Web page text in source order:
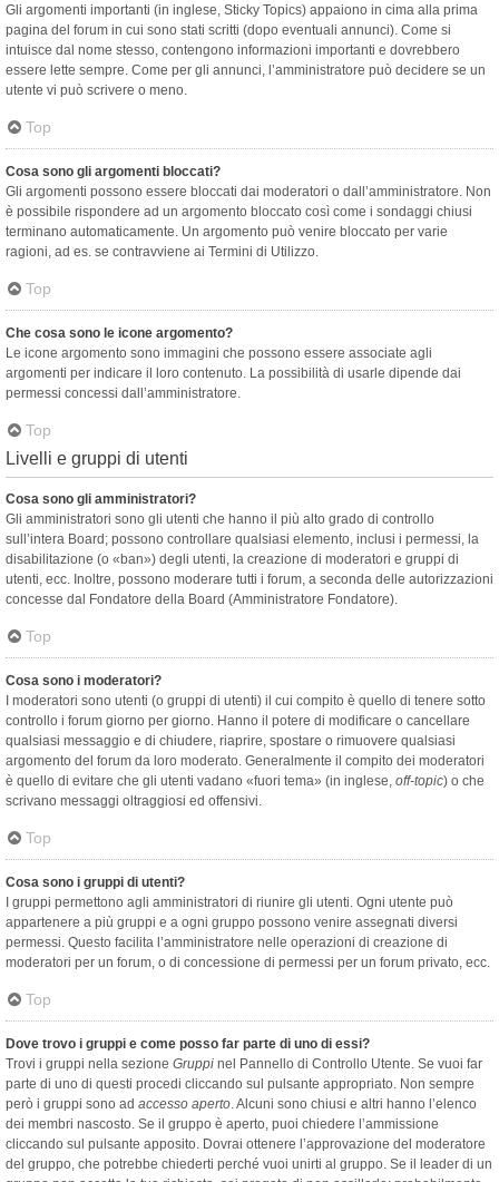
Gli argomenti importanti (in inglese, Sticky Topics) appaiono in cima alla prima
pagina del forum in cui sono stati scritti (dopo eventuali annunci). Come si
intuisce dal nome stesso, contengono informazioni importanti e dovrebbero
essere lette sempre. Come per gli annunci, l’amministratore può decidere se un
utente vi può scrivere o meno.
Top
Cosa sono gli argomenti bloccati?
Gli argomenti possono essere bloccati dai moderatori o dall’amministratore. Non
è possibile rispondere ad un argomento bloccato così come i sondaggi chiusi
terminano automaticamente. Un argomento può venire bloccato per varie
ragioni, ad es. se contravviene ai Termini di Utilizzo.
Top
Che cosa sono le icone argomento?
Le icone argomento sono immagini che possono essere associate agli
argomenti per indicare il loro contenuto. La possibilità di usarle dipende dai
permessi concessi dall’amministratore.
Top
Livelli e gruppi di utenti
Cosa sono gli amministratori?
Gli amministratori sono gli utenti che hanno il più alto grado di controllo
sull’intera Board; possono controllare qualsiasi elemento, inclusi i permessi, la
disabilitazione (o «ban») degli utenti, la creazione di moderatori e gruppi di
utenti, ecc. Inoltre, possono moderare tutti i forum, a seconda delle autorizzazioni
concesse dal Fondatore della Board (Amministratore Fondatore).
Top
Cosa sono i moderatori?
I moderatori sono utenti (o gruppi di utenti) il cui compito è quello di tenere sotto
controllo i forum giorno per giorno. Hanno il potere di modificare o cancellare
qualsiasi messaggio e di chiudere, riaprire, spostare o rimuovere qualsiasi
argomento del forum da loro moderato. Generalmente il compito dei moderatori
è quello di evitare che gli utenti vadano «fuori tema» (in inglese, off-topic) o che
scrivano messaggi oltraggiosi ed offensivi.
Top
Cosa sono i gruppi di utenti?
I gruppi permettono agli amministratori di riunire gli utenti. Ogni utente può
appartenere a più gruppi e a ogni gruppo possono venire assegnati diversi
permessi. Questo facilita l’amministratore nelle operazioni di creazione di
moderatori per un forum, o di concessione di permessi per un forum privato, ecc.
Top
Dove trovo i gruppi e come posso far parte di uno di essi?
Trovi i gruppi nella sezione Gruppi nel Pannello di Controllo Utente. Se vuoi far
parte di uno di questi procedi cliccando sul pulsante appropriato. Non sempre
però i gruppi sono ad accesso aperto. Alcuni sono chiusi e altri hanno l’elenco
dei membri nascosto. Se il gruppo è aperto, puoi chiedere l’ammissione
cliccando sul pulsante apposito. Dovrai ottenere l’approvazione del moderatore
del gruppo, che potrebbe chiederti perché vuoi unirti al gruppo. Se il leader di un